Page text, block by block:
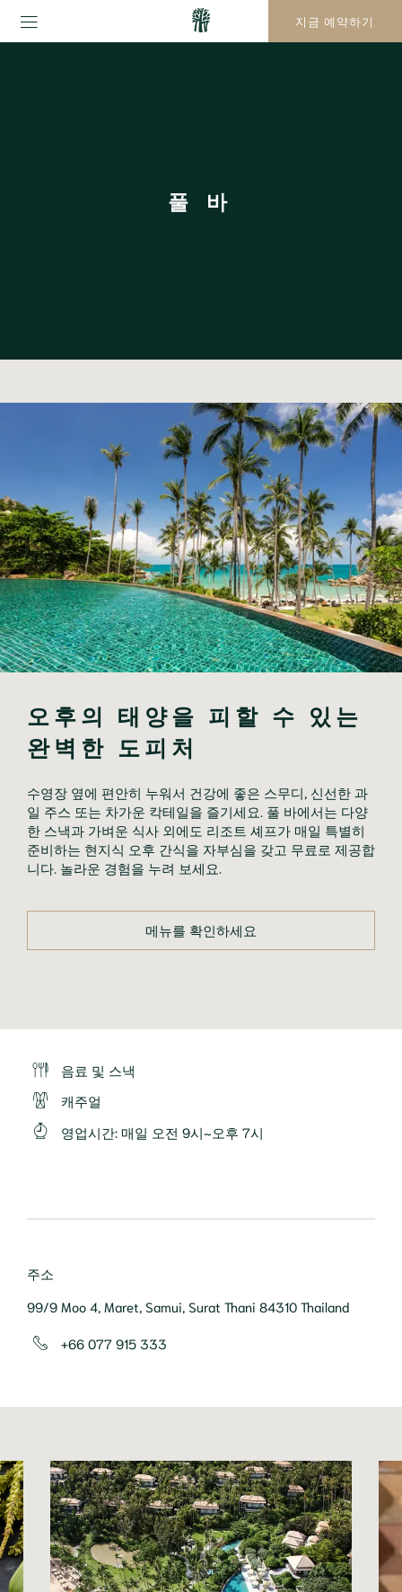
지금 예약하기
풀 바
오후의 태양을 피할 수 있는
완벽한 도피처
수영장 옆에 편안히 누워서 건강에 좋은 스무디, 신선한 과
일 주스 또는 차가운 칵테일을 즐기세요. 풀 바에서는 다양
한 스낵과 가벼운 식사 외에도 리조트 셰프가 매일 특별히
준비하는 현지식 오후 간식을 자부심을 갖고 무료로 제공합
니다. 놀라운 경험을 누려 보세요.
메뉴를 확인하세요
음료 및 스낵
캐주얼
영업시간: 매일 오전 9시~오후 7시
주소
99/9 Moo 4, Maret, Samui, Surat Thani 84310 Thailand
+66 077 915 333